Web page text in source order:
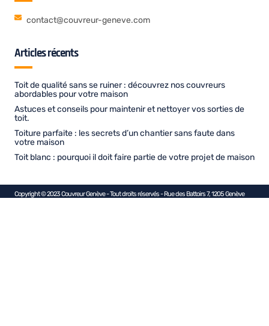
contact@couvreur-geneve.com
Articles récents
Toit de qualité sans se ruiner : découvrez nos couvreurs
abordables pour votre maison
Astuces et conseils pour maintenir et nettoyer vos sorties de
toit.
Toiture parfaite : les secrets d’un chantier sans faute dans
votre maison
Toit blanc : pourquoi il doit faire partie de votre projet de maison
Copyright © 2023 Couvreur Genève - Tout droits réservés - Rue des Battoirs 7, 1205 Genève